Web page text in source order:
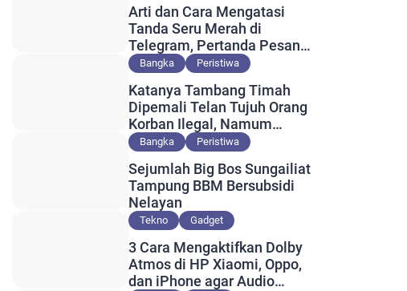
Arti dan Cara Mengatasi
Tanda Seru Merah di
Telegram, Pertanda Pesan
Gagal Terkirim?
Bangka Peristiwa
Katanya Tambang Timah
Dipemali Telan Tujuh Orang
Korban Ilegal, Namum
Muncul Slip Pembayaran
Bangka Peristiwa
Sejumlah Big Bos Sungailiat
Tampung BBM Bersubsidi
Nelayan
Tekno Gadget
3 Cara Mengaktifkan Dolby
Atmos di HP Xiaomi, Oppo,
dan iPhone agar Audio